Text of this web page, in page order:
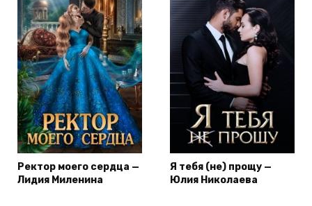
Ректор моего сердца —
Лидия Миленина
Я тебя (не) прощу —
Юлия Николаева